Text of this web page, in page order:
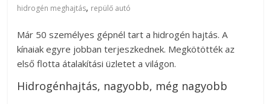
hidrogén meghajtás, repülő autó
Már 50 személyes gépnél tart a hidrogén hajtás. A
kínaiak egyre jobban terjeszkednek. Megkötötték az
első flotta átalakítási üzletet a világon.
Hidrogénhajtás, nagyobb, még nagyobb